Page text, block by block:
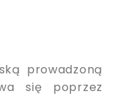
prowadzoną
się poprzez